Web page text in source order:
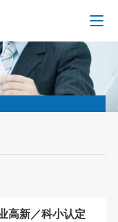
高新／科小认定